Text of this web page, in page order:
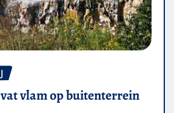
vlam op buitenterrein